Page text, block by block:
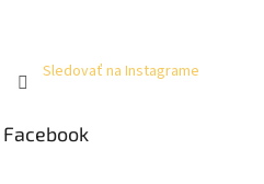
Sledovať na Instagrame
Facebook